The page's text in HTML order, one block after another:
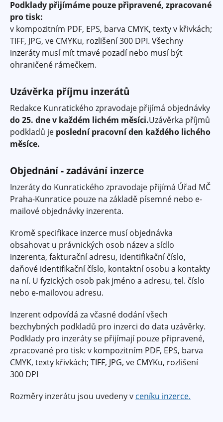
« ‹
násle posle
d
š
l
e
e
m
a
i
l
Podklady přijímáme pouze připravené, zpracované
pro tisk:
v kompozitním PDF, EPS, barva CMYK, texty v křivkách;
TIFF, JPG, ve CMYKu, rozlišení 300 DPI. Všechny
inzeráty musí mít tmavé pozadí nebo musí být
ohraničené rámečkem.
Uzávěrka příjmu inzerátů
Redakce Kunratického zpravodaje přijímá objednávky
do 25. dne v každém lichém měsíci.Uzávěrka příjmů
podkladů je poslední pracovní den každého lichého
měsíce.
Objednání - zadávání inzerce
Inzeráty do Kunratického zpravodaje přijímá Úřad MČ
Praha-Kunratice pouze na základě písemné nebo e-
mailové objednávky inzerenta.
Kromě specifikace inzerce musí objednávka
obsahovat u právnických osob název a sídlo
inzerenta, fakturační adresu, identifikační číslo,
daňové identifikační číslo, kontaktní osobu a kontakty
na ní. U fyzických osob pak jméno a adresu, tel. číslo
nebo e-mailovou adresu.
Inzerent odpovídá za včasné dodání všech
bezchybných podkladů pro inzerci do data uzávěrky.
Podklady pro inzeráty se přijímají pouze připravené,
zpracované pro tisk: v kompozitním PDF, EPS, barva
CMYK, texty křivkách; TIFF, JPG, ve CMYKu, rozlišení
300 DPI
Rozměry inzerátu jsou uvedeny v ceníku inzerce.